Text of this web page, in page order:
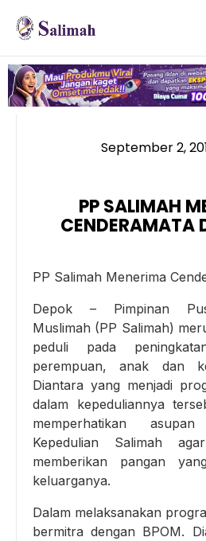
September 2,
PP SALIMAH
CENDERAMATA
PP Salimah Menerima
Depok – Pimpinan
Muslimah (PP Salimah)
peduli pada
perempuan, anak dan
Diantara yang menjadi
dalam kepeduliannya
memperhatikan
Kepedulian Salimah
memberikan pangan
keluarganya.
Dalam melaksanakan
bermitra dengan BPOM.